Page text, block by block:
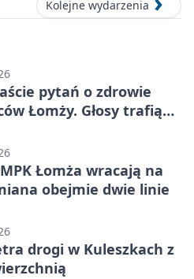
Kolejne wydarzenia
pytań o zdrowie
Łomży. Głosy trafią
Łomża wracają na
obejmie dwie linie
drogi w Kuleszkach z